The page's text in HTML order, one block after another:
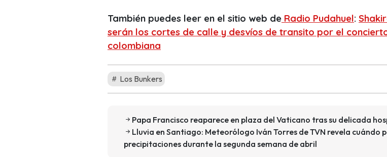
También puedes leer en el sitio web de Radio Pudahuel:
serán los cortes de calle y desvíos de transito por el
colombiana
Los Bunkers
Papa Francisco reaparece en plaza del Vaticano tras su delicada
Lluvia en Santiago: Meteorólogo Iván Torres de TVN revela cuándo
precipitaciones durante la segunda semana de abril